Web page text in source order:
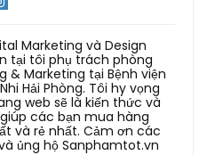
Marketing và Design
tại tôi phụ trách phòng
& Marketing tại Bệnh viện
Hải Phòng. Tôi hy vọng
web sẽ là kiến thức và
các bạn mua hàng
và rẻ nhất. Cảm ơn các
ủng hộ Sanphamtot.vn